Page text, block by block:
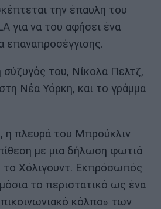
την έπαυλη του
για να του αφήσει ένα
επαναπροσέγγισης.
του, Νίκολα Πελτζ,
Νέα Υόρκη, και το γράμμα
η πλευρά του Μπρούκλιν
με μια δήλωση φωτιά
Χόλιγουντ. Εκπρόσωπός
το περιστατικό ως ένα
κόλπο» των